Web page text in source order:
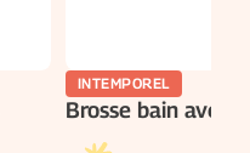
INTEMPOREL
Brosse bain avec